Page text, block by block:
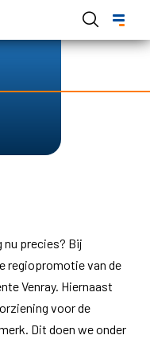
nu precies? Bij
regiopromotie van de
Venray. Hiernaast
voor de
Dit doen we onder